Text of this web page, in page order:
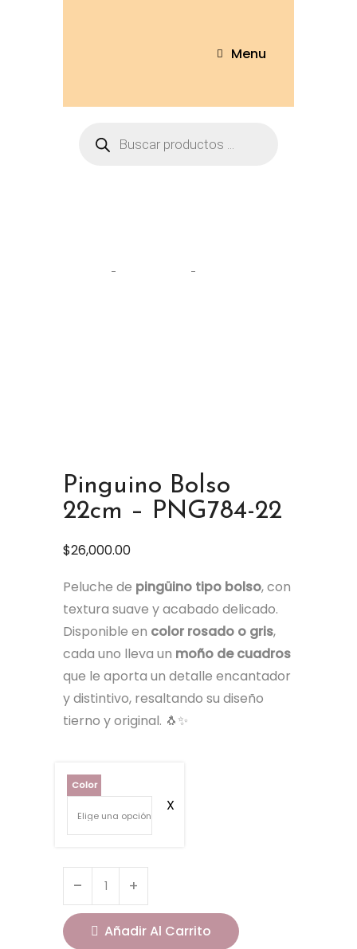
Menu
Pinguino Bolso
22cm – PNG784-22
$26,000.00
Peluche de pingüino tipo bolso, con
textura suave y acabado delicado.
Disponible en color rosado o gris,
cada uno lleva un moño de cuadros
que le aporta un detalle encantador
y distintivo, resaltando su diseño
tierno y original. 🐧✨
Color
Añadir Al Carrito